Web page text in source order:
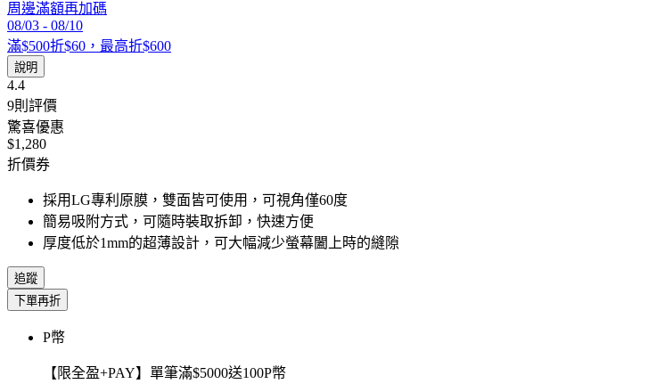
周邊滿額再加碼
08/03 - 08/10
滿$500折$60，最高折$600
說明
4.4
9則評價
驚喜優惠
$1,280
折價券
採用LG專利原膜，雙面皆可使用，可視角僅60度
簡易吸附方式，可隨時裝取拆卸，快速方便
厚度低於1mm的超薄設計，可大幅減少螢幕闔上時的縫隙
追蹤
下單再折
P幣
【限全盈+PAY】單筆滿$5000送100P幣